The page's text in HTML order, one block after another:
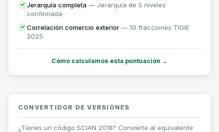
✓ Jerarquía completa — Jerarquía de 5 niveles
confirmada
✓ Correlación comercio exterior — 10 fracciones TIGIE
2025
Cómo calculamos esta puntuación →
CONVERTIDOR DE VERSIONES
¿Tienes un código SCIAN 2018? Convierte al equivalente